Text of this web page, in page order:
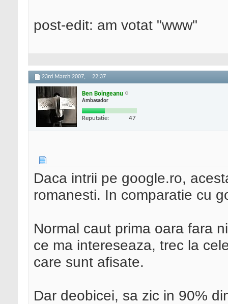
post-edit: am votat "www"
23rd March 2007, 22:37
Ben Boingeanu
Ambasador
Reputatie: 47
Daca intrii pe google.ro,
romanesti. In comparatie cu
Normal caut prima oara fara
ce ma intereseaza, trec la
care sunt afisate.
Dar deobicei, sa zic in 90%